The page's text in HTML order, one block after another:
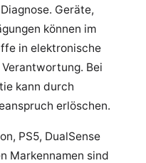
Geräte,
können im
in elektronische
Bei
kann durch
erlöschen.
PS5, DualSense
Markennamen sind